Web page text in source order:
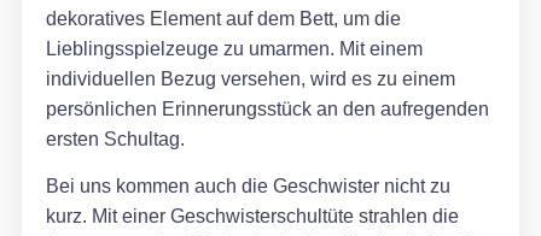
dekoratives Element auf dem Bett, um die
Lieblingsspielzeuge zu umarmen. Mit einem
individuellen Bezug versehen, wird es zu einem
persönlichen Erinnerungsstück an den aufregenden
ersten Schultag.
Bei uns kommen auch die Geschwister nicht zu
kurz. Mit einer Geschwisterschultüte strahlen die